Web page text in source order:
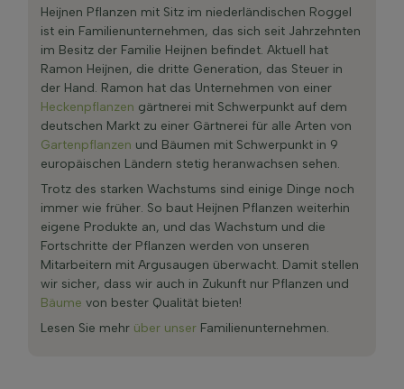
Heijnen Pflanzen mit Sitz im niederländischen Roggel
ist ein Familienunternehmen, das sich seit Jahrzehnten
im Besitz der Familie Heijnen befindet. Aktuell hat
Ramon Heijnen, die dritte Generation, das Steuer in
der Hand. Ramon hat das Unternehmen von einer
Heckenpflanzen gärtnerei mit Schwerpunkt auf dem
deutschen Markt zu einer Gärtnerei für alle Arten von
Gartenpflanzen und Bäumen mit Schwerpunkt in 9
europäischen Ländern stetig heranwachsen sehen.
Trotz des starken Wachstums sind einige Dinge noch
immer wie früher. So baut Heijnen Pflanzen weiterhin
eigene Produkte an, und das Wachstum und die
Fortschritte der Pflanzen werden von unseren
Mitarbeitern mit Argusaugen überwacht. Damit stellen
wir sicher, dass wir auch in Zukunft nur Pflanzen und
Bäume von bester Qualität bieten!
Lesen Sie mehr über unser Familienunternehmen.